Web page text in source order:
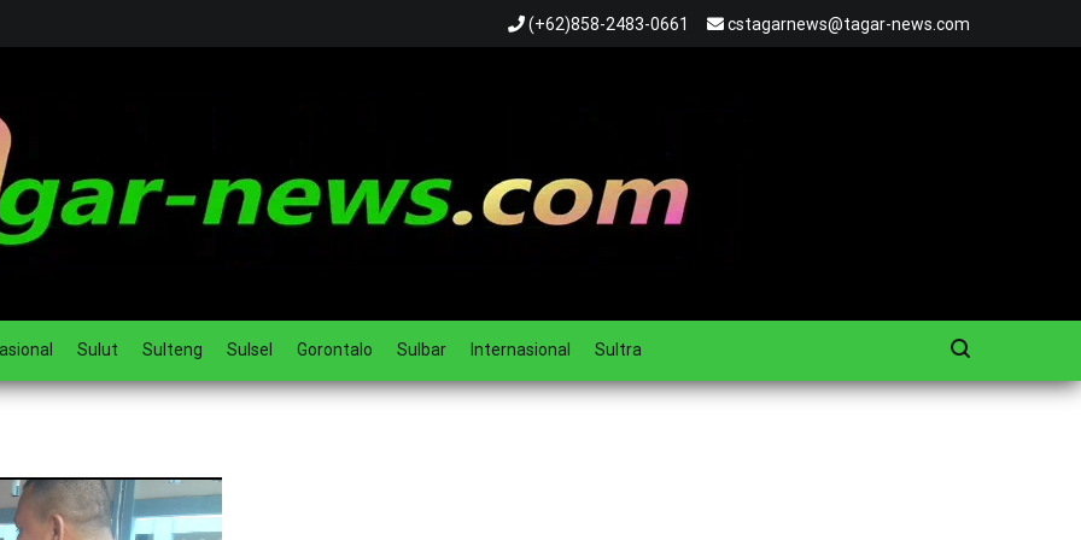
(+62)858-2483-0661 cstagarnews@tagar-news.com
Sulut Sulteng Sulsel Gorontalo Sulbar Internasional Sultra